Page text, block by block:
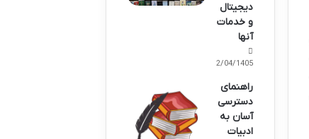
دیجیتال
و خدمات
آنها
02/04/1405
راهنمای
دسترسی
آسان به
ادبیات